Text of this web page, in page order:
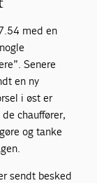
med en
Senere
en ny
i øst er
chauffører,
og tanke
sendt besked